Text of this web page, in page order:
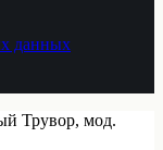
данных
Трувор, мод.